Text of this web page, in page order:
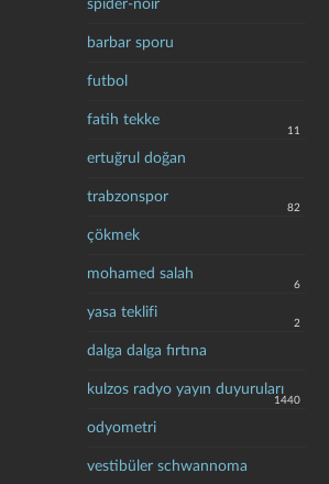
spider-noir
barbar sporu
futbol
fatih tekke
11
ertuğrul doğan
trabzonspor
82
çökmek
mohamed salah
6
yasa teklifi
2
dalga dalga fırtına
kulzos radyo yayın duyuruları
1440
odyometri
vestibüler schwannoma